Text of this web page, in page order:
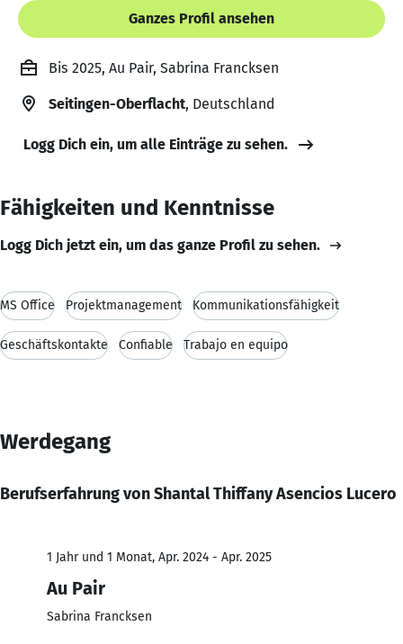
Ganzes Profil ansehen
Bis 2025, Au Pair, Sabrina Francksen
Seitingen-Oberflacht, Deutschland
Logg Dich ein, um alle Einträge zu sehen.
Fähigkeiten und Kenntnisse
Logg Dich jetzt ein, um das ganze Profil zu sehen.
MS Office Projektmanagement Kommunikationsfähigkeit
Geschäftskontakte Confiable Trabajo en equipo
Werdegang
Berufserfahrung von Shantal Thiffany Asencios Lucero
1 Jahr und 1 Monat, Apr. 2024 - Apr. 2025
Au Pair
Sabrina Francksen